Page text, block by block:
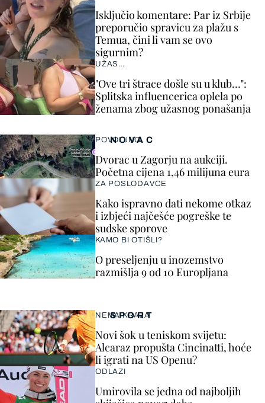
Isključio komentare: Par iz Srbije
preporučio spravicu za plažu s
Temua, čini li vam se ovo
sigurnim?
UŽAS…
"Ove tri štrace došle su u klub…":
Splitska influencerica oplela po
ženama zbog užasnog ponašanja
SPORT
NEMA KRAJA
Novi šok u teniskom svijetu:
Alcaraz propušta Cincinatti, hoće
li igrati na US Openu?
ODLAZI
Umirovila se jedna od najboljih
NOVAC
POVOLJNO
Dvorac u Zagorju na aukciji.
Početna cijena 1,46 milijuna eura
ZA POSLODAVCE
Kako ispravno dati nekome otkaz
i izbjeći najčešće pogreške te
sudske sporove
KAMO BI OTIŠLI?
O preseljenju u inozemstvo
razmišlja 9 od 10 Europljana